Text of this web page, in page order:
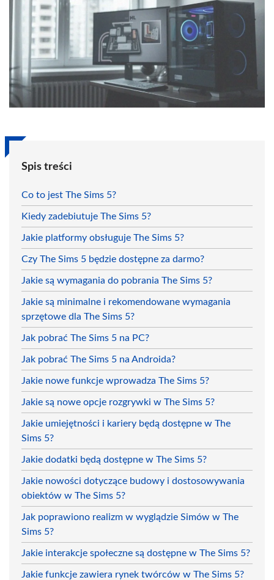
Spis treści
Co to jest The Sims 5?
Kiedy zadebiutuje The Sims 5?
Jakie platformy obsługuje The Sims 5?
Czy The Sims 5 będzie dostępne za darmo?
Jakie są wymagania do pobrania The Sims 5?
Jakie są minimalne i rekomendowane wymagania
sprzętowe dla The Sims 5?
Jak pobrać The Sims 5 na PC?
Jak pobrać The Sims 5 na Androida?
Jakie nowe funkcje wprowadza The Sims 5?
Jakie są nowe opcje rozgrywki w The Sims 5?
Jakie umiejętności i kariery będą dostępne w The
Sims 5?
Jakie dodatki będą dostępne w The Sims 5?
Jakie nowości dotyczące budowy i dostosowywania
obiektów w The Sims 5?
Jak poprawiono realizm w wyglądzie Simów w The
Sims 5?
Jakie interakcje społeczne są dostępne w The Sims 5?
Jakie funkcje zawiera rynek twórców w The Sims 5?